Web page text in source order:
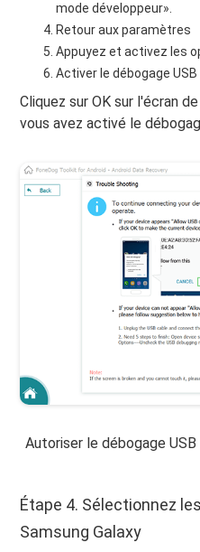
mode développeur».
Retour aux paramètres
Appuyez et activez les
Activer le débogage USB
Cliquez sur OK sur l'écran
vous avez activé le
Autoriser le débogage
Étape 4. Sélectionnez
Samsung Galaxy